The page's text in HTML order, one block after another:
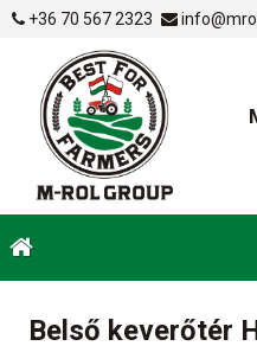
+36 70 567 2323
Belső keverőtér